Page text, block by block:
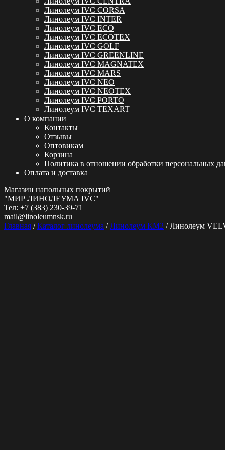
Линолеум IVC CORSA
Линолеум IVC INTER
Линолеум IVC ECO
Линолеум IVC ECOTEX
Линолеум IVC GOLF
Линолеум IVC GREENLINE
Линолеум IVC MAGNATEX
Линолеум IVC MARS
Линолеум IVC NEO
Линолеум IVC NEOTEX
Линолеум IVC PORTO
Линолеум IVC TEXART
О компании
Контакты
Отзывы
Оптовикам
Корзина
Политика в отношении обработки персональных
Оплата и доставка
Магазин напольных покрытий
"МИР ЛИНОЛЕУМА IVC"
Тел: +7 (383) 230-39-71
mail@linoleumnsk.ru
Главная /Каталог линолеума /Линолеум КМ2 / Линолеум